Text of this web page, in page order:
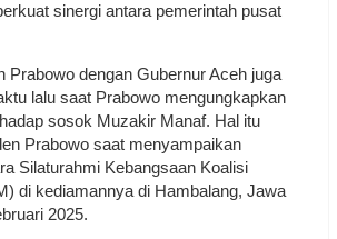
sinergi antara pemerintah pusat
Prabowo dengan Gubernur Aceh juga
lalu saat Prabowo mengungkapkan
sosok Muzakir Manaf. Hal itu
Prabowo saat menyampaikan
Silaturahmi Kebangsaan Koalisi
di kediamannya di Hambalang, Jawa
2025.